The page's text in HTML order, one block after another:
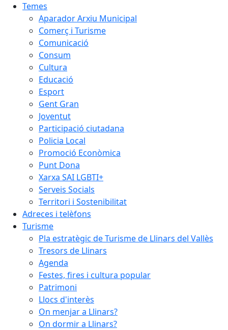
Temes
Aparador Arxiu Municipal
Comerç i Turisme
Comunicació
Consum
Cultura
Educació
Esport
Gent Gran
Joventut
Participació ciutadana
Policia Local
Promoció Econòmica
Punt Dona
Xarxa SAI LGBTI+
Serveis Socials
Territori i Sostenibilitat
Adreces i telèfons
Turisme
Pla estratègic de Turisme de Llinars del Vallès
Tresors de Llinars
Agenda
Festes, fires i cultura popular
Patrimoni
Llocs d'interès
On menjar a Llinars?
On dormir a Llinars?